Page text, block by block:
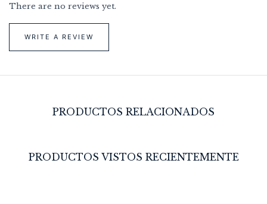
There are no reviews yet.
WRITE A REVIEW
PRODUCTOS RELACIONADOS
PRODUCTOS VISTOS RECIENTEMENTE